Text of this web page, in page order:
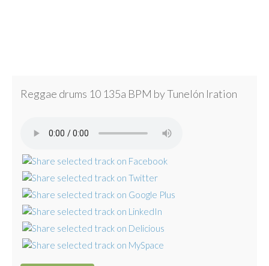
Reggae drums 10 135a BPM by Tunelón Iration